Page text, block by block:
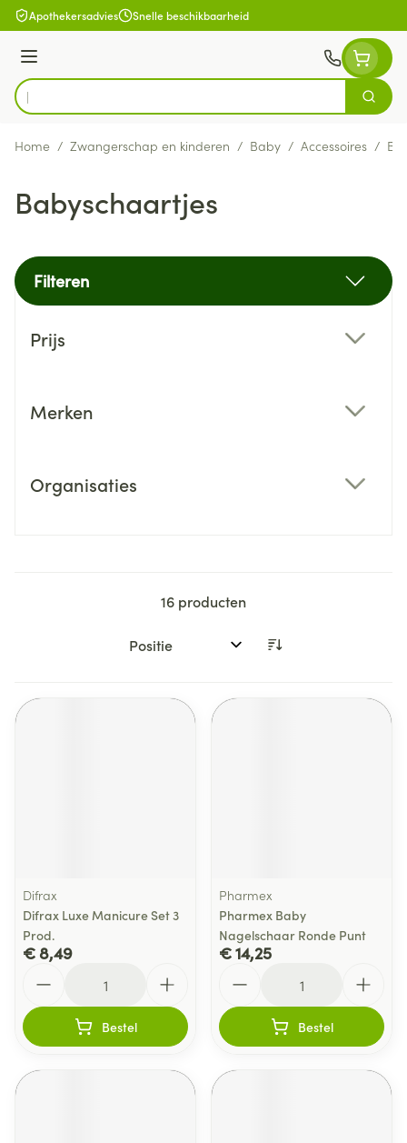
Ga naar de inhoud
Apothekersadvies Snelle beschikbaarheid
Menu
Product, merk, categorie...
Zoek
Home / Zwangerschap en kinderen / Baby / Accessoires /
Babyschaartjes
Filteren
Prijs
Merken
Organisaties
16 producten
Sorteer op:
Difrax
Difrax Luxe Manicure Set 3
Prod.
€ 8,49
Bestel
Pharmex
Pharmex Baby
Nagelschaar Ronde Punt
€ 14,25
Bestel